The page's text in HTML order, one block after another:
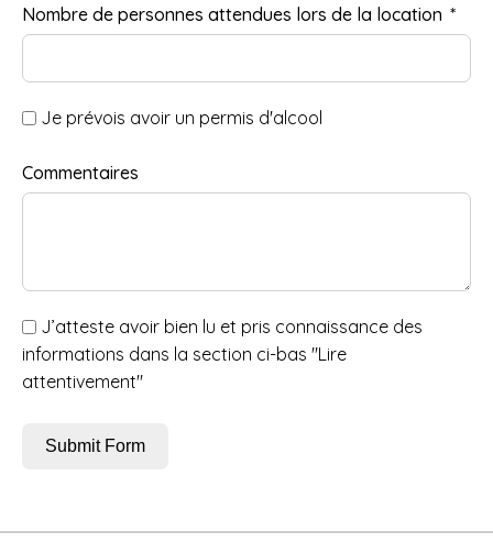
Nombre de personnes attendues lors de la location
Je prévois avoir un permis d'alcool
Commentaires
J’atteste avoir bien lu et pris connaissance des
informations dans la section ci-bas "Lire
attentivement"
Submit Form